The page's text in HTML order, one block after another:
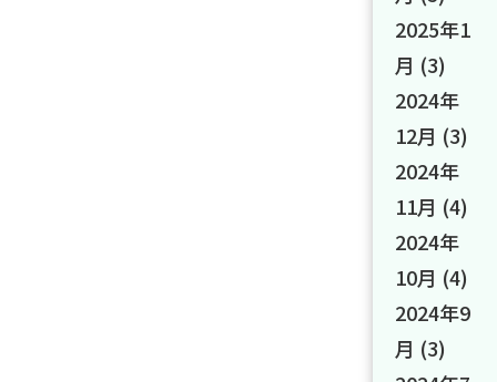
2025年1
月 (3)
2024年
12月 (3)
2024年
11月 (4)
2024年
10月 (4)
2024年9
月 (3)